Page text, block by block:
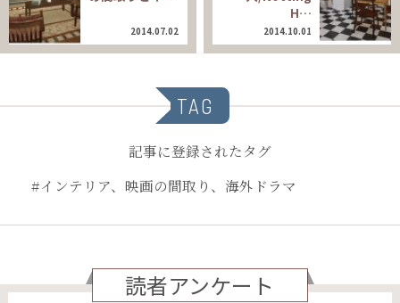
2014.07.02
H…
2014.10.01
TAG
記事に登録されたタグ
#インテリア、映画の間取り、海外ドラマ
読者アンケート